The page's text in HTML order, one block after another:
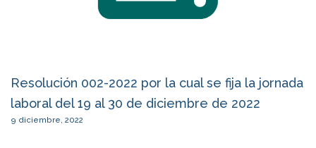
Resolución 002-2022 por la cual se fija la jornada
laboral del 19 al 30 de diciembre de 2022
9 diciembre, 2022